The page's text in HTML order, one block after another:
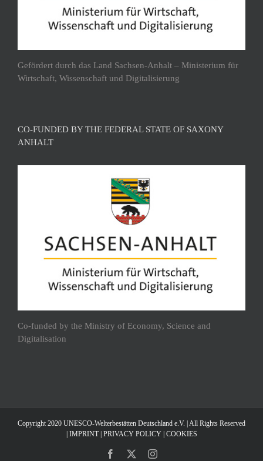
Gefördert durch das Land Sachsen-Anhalt – Ministerium für
Wirtschaft, Wissenschaft und Digitalisierung
CO-FUNDED BY THE FEDERAL STATE OF SAXONY
ANHALT
Co-funded by the Ministry of Economy, Science and
Digitalisation
Copyright 2020 UNESCO-Welterbestätten Deutschland e.V. | All Rights Reserved
IMPRINT| PRIVACY POLICY| COOKIES
Facebook Instagram